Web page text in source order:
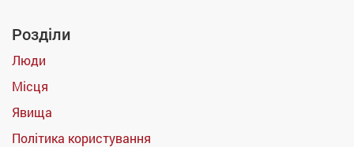
Розділи
Люди
Місця
Явища
Політика користування